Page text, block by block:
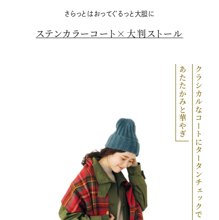
t
さらっとはおってぐるっと大胆に
ステンカラーコート×大判ストール
クラシカルなコートにタータンチェックで
あたたかみと華やぎ